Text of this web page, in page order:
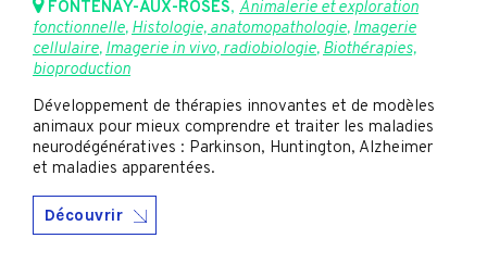
FONTENAY-AUX-ROSES, Animalerie et exploration
fonctionnelle, Histologie, anatomopathologie, Imagerie
cellulaire, Imagerie in vivo, radiobiologie, Biothérapies,
bioproduction
Développement de thérapies innovantes et de modèles
animaux pour mieux comprendre et traiter les maladies
neurodégénératives : Parkinson, Huntington, Alzheimer
et maladies apparentées.
Découvrir